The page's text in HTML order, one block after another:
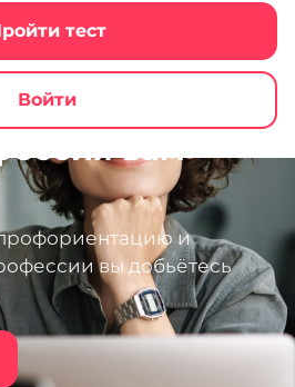
тест
Войти
вам
и
вы добьётесь